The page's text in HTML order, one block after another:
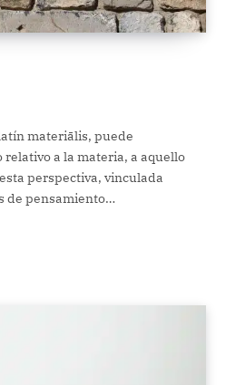
materiālis, puede
a la materia, a aquello
perspectiva, vinculada
de pensamiento…